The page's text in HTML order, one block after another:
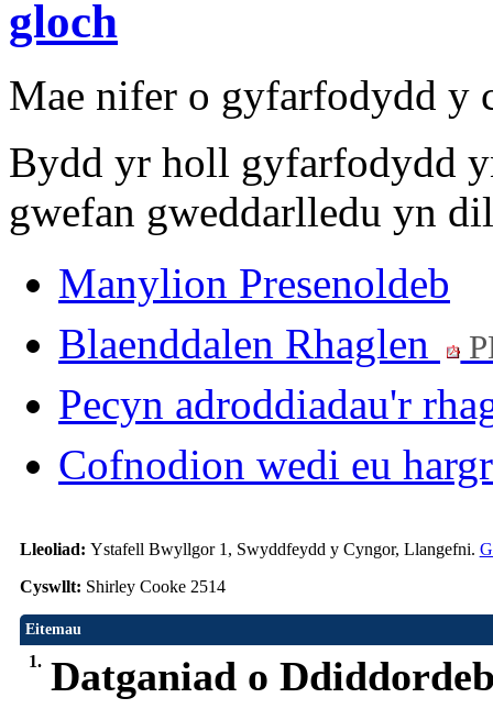
gloch
Mae nifer o gyfarfodydd y
Bydd yr holl gyfarfodydd
gwefan gweddarlledu yn
Manylion Presenoldeb
Blaenddalen Rhaglen
Pecyn adroddiadau'r
Cofnodion wedi eu
Lleoliad: Ystafell Bwyllgor 1, Swyddfeydd y Cyngor, Llangefni.
Cyswllt: Shirley Cooke 2514
Eitemau
1. Datganiad o